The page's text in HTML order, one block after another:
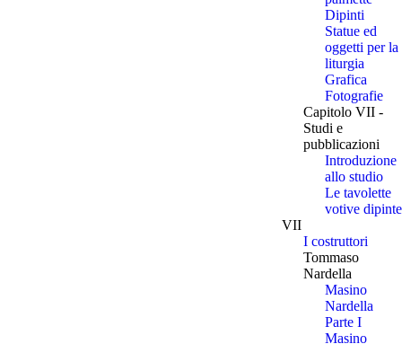
Dipinti
Statue ed
oggetti per la
liturgia
Grafica
Fotografie
Capitolo VII -
Studi e
pubblicazioni
Introduzione
allo studio
Le tavolette
votive dipinte
VII
I costruttori
Tommaso
Nardella
Masino
Nardella
Parte I
Masino